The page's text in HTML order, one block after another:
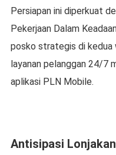
Persiapan ini diperkuat
Pekerjaan Dalam
posko strategis di kedua
layanan pelanggan 24/7
aplikasi PLN Mobile.
Antisipasi